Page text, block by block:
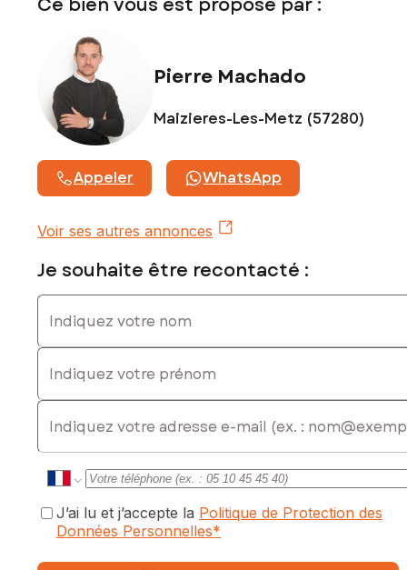
Contactez votre conseiller SAFTI : Pierre MACHADO, Tél. :
0633066324, E-mail : pierre.machado@safti.fr - EI - Agent
commercial immatriculé au RSAC de Metz sous le numéro
980962096
Ce bien vous est proposé par :
Pierre Machado
Maizieres-Les-Metz (57280)
Appeler WhatsApp
Voir ses autres annonces
Je souhaite être recontacté :
Indiquez votre nom
Indiquez votre prénom
E-mail
J’ai lu et j’accepte la Politique de Protection des
Données Personnelles*